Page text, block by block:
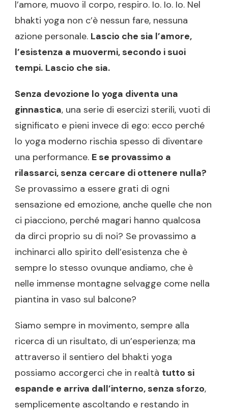
l’amore, muovo il corpo, respiro. Io. Io. Io. Nel
bhakti yoga non c’è nessun fare, nessuna
azione personale. Lascio che sia l’amore,
l’esistenza a muovermi, secondo i suoi
tempi. Lascio che sia.
Senza devozione lo yoga diventa una
ginnastica, una serie di esercizi sterili, vuoti di
significato e pieni invece di ego: ecco perché
lo yoga moderno rischia spesso di diventare
una performance. E se provassimo a
rilassarci, senza cercare di ottenere nulla?
Se provassimo a essere grati di ogni
sensazione ed emozione, anche quelle che non
ci piacciono, perché magari hanno qualcosa
da dirci proprio su di noi? Se provassimo a
inchinarci allo spirito dell’esistenza che è
sempre lo stesso ovunque andiamo, che è
nelle immense montagne selvagge come nella
piantina in vaso sul balcone?
Siamo sempre in movimento, sempre alla
ricerca di un risultato, di un’esperienza; ma
attraverso il sentiero del bhakti yoga
possiamo accorgerci che in realtà tutto si
espande e arriva dall’interno, senza sforzo,
semplicemente ascoltando e restando in